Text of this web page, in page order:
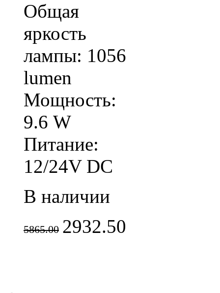
Общая
яркость
лампы: 1056
lumen
Мощность:
9.6 W
Питание:
12/24V DC
В наличии
5865.00 2932.50